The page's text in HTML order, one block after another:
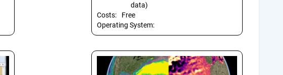
data)
Costs:
Free
Operating System: